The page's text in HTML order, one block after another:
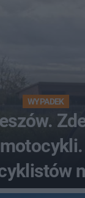
WYPADEK